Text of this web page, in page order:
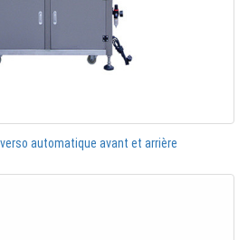
automatique avant et arrière